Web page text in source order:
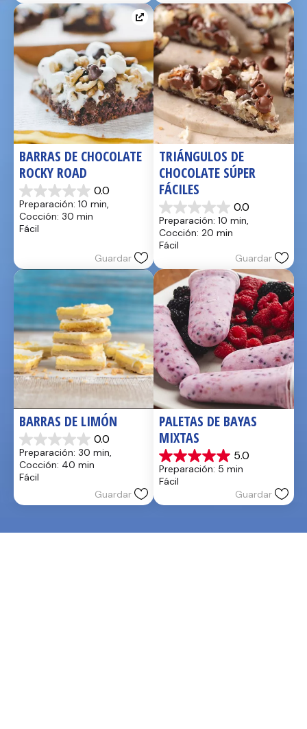
reseñas
BARRAS DE CHOCOLATE
ROCKY ROAD
0.0
0.0
de
5
estrellas.
Preparación: 10 min,
Cocción: 30 min
Fácil
Guardar
TRIÁNGULOS DE
CHOCOLATE SÚPER
FÁCILES
0.0
0.0
de
5
estrellas.
Preparación: 10 min,
Cocción: 20 min
Fácil
Guardar
BARRAS DE LIMÓN
0.0
0.0
de
5
estrellas.
Preparación: 30 min,
Cocción: 40 min
Fácil
Guardar
PALETAS DE BAYAS
MIXTAS
5.0
5.0
de
5
Preparación: 5 min
Fácil
Guardar